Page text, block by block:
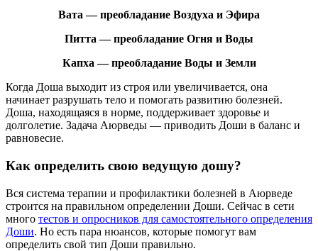
Вата — преобладание Воздуха и Эфира
Питта — преобладание Огня и Воды
Капха — преобладание Воды и Земли
Когда Доша выходит из строя или увеличивается, она
начинает разрушать тело и помогать развитию болезней.
Доша, находящаяся в норме, поддерживает здоровье и
долголетие. Задача Аюрведы — приводить Доши в баланс и
равновесие.
Как определить свою ведущую дошу?
Вся система терапии и профилактики болезней в Аюрведе
строится на правильном определении Доши. Сейчас в сети
много тестов и опросников для самостоятельного определения
Доши. Но есть пара нюансов, которые помогут вам
определить свой тип Доши правильно.